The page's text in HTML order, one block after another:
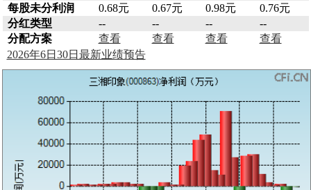
每股未分利润
0.68元 0.67元 0.98元
0.76元
分红类型
-- -- --
--
分配方案
查看 查看 查看
查看
2026年6日30日最新业绩预告